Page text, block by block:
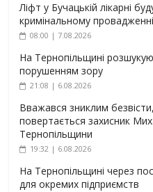
Ліфт у Бучацькій лікарні
кримінальному провадженні
08:00 | 7.08.2026
На Тернопільщині
порушенням зору
21:08 | 6.08.2026
Вважався зниклим
повертається захисник
Тернопільщини
19:32 | 6.08.2026
На Тернопільщині через
для окремих підприємств